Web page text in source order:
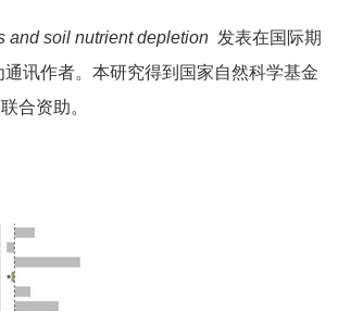
and soil nutrient depletion 发表在国际期
讯作者。本研究得到国家自然科学基金
合资助。